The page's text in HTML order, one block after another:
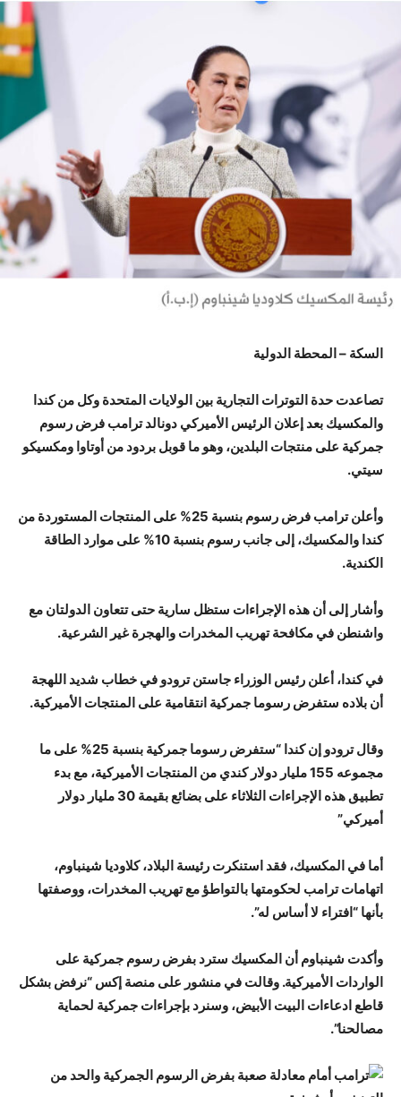
السكة – المحطة الدولية
تصاعدت حدة التوترات التجارية بين الولايات المتحدة وكل من كندا
والمكسيك بعد إعلان الرئيس الأميركي دونالد ترامب فرض رسوم
جمركية على منتجات البلدين، وهو ما قوبل بردود من أوتاوا ومكسيكو
سيتي.
وأعلن ترامب فرض رسوم بنسبة 25% على المنتجات المستوردة من
كندا والمكسيك، إلى جانب رسوم بنسبة 10% على موارد الطاقة
الكندية.
وأشار إلى أن هذه الإجراءات ستظل سارية حتى تتعاون الدولتان مع
واشنطن في مكافحة تهريب المخدرات والهجرة غير الشرعية.
في كندا، أعلن رئيس الوزراء جاستن ترودو في خطاب شديد اللهجة
أن بلاده ستفرض رسوما جمركية انتقامية على المنتجات الأميركية.
وقال ترودو إن كندا “ستفرض رسوما جمركية بنسبة 25% على ما
مجموعه 155 مليار دولار كندي من المنتجات الأميركية، مع بدء
تطبيق هذه الإجراءات الثلاثاء على بضائع بقيمة 30 مليار دولار
أميركي”
أما في المكسيك، فقد استنكرت رئيسة البلاد، كلاوديا شينباوم،
اتهامات ترامب لحكومتها بالتواطؤ مع تهريب المخدرات، ووصفتها
بأنها “افتراء لا أساس له”.
وأكدت شينباوم أن المكسيك سترد بفرض رسوم جمركية على
الواردات الأميركية. وقالت في منشور على منصة إكس “نرفض بشكل
قاطع ادعاءات البيت الأبيض، وسنرد بإجراءات جمركية لحماية
مصالحنا”.